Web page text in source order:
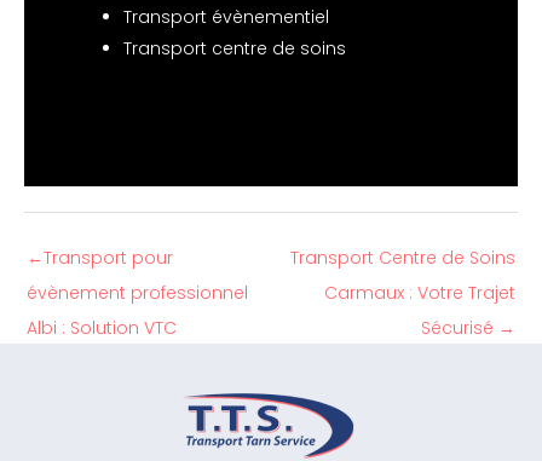
Transport évènementiel
Transport centre de soins
←Transport pour
évènement professionnel
Albi : Solution VTC
Transport Centre de Soins
Carmaux : Votre Trajet
Sécurisé →